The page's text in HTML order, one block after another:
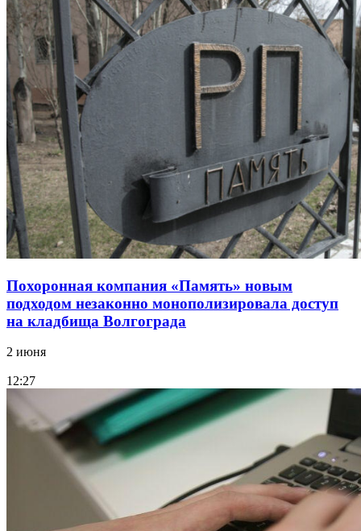
Похоронная компания «Память» новым
подходом незаконно монополизировала доступ
на кладбища Волгограда
2 июня
12:27